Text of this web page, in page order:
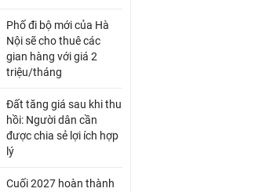
Phố đi bộ mới của Hà
Nội sẽ cho thuê các
gian hàng với giá 2
triệu/tháng
Đất tăng giá sau khi thu
hồi: Người dân cần
được chia sẻ lợi ích hợp
lý
Cuối 2027 hoàn thành